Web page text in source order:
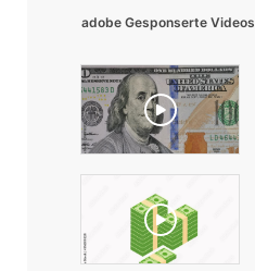
adobe Gesponserte Videos